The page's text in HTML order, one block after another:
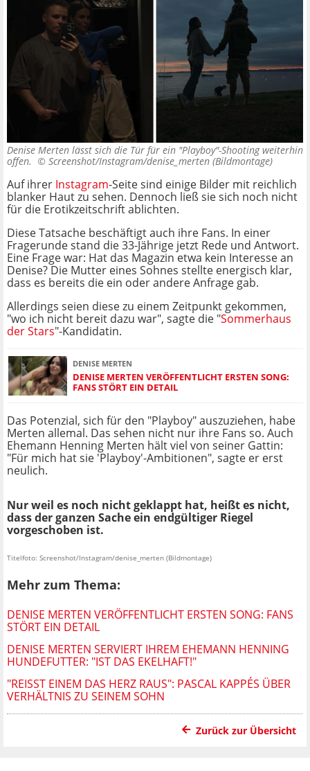
Denise Merten lässt sich die Tür für ein "Playboy"-Shooting weiterhin
offen. © Screenshot/Instagram/denise_merten (Bildmontage)
Auf ihrer Instagram-Seite sind einige Bilder mit reichlich
blanker Haut zu sehen. Dennoch ließ sie sich noch nicht
für die Erotikzeitschrift ablichten.
Diese Tatsache beschäftigt auch ihre Fans. In einer
Fragerunde stand die 33-Jährige jetzt Rede und Antwort.
Eine Frage war: Hat das Magazin etwa kein Interesse an
Denise? Die Mutter eines Sohnes stellte energisch klar,
dass es bereits die ein oder andere Anfrage gab.
Allerdings seien diese zu einem Zeitpunkt gekommen,
"wo ich nicht bereit dazu war", sagte die "Sommerhaus
der Stars"-Kandidatin.
DENISE MERTEN
DENISE MERTEN VERÖFFENTLICHT ERSTEN SONG:
FANS STÖRT EIN DETAIL
Das Potenzial, sich für den "Playboy" auszuziehen, habe
Merten allemal. Das sehen nicht nur ihre Fans so. Auch
Ehemann Henning Merten hält viel von seiner Gattin:
"Für mich hat sie 'Playboy'-Ambitionen", sagte er erst
neulich.
Nur weil es noch nicht geklappt hat, heißt es nicht,
dass der ganzen Sache ein endgültiger Riegel
vorgeschoben ist.
Titelfoto: Screenshot/Instagram/denise_merten (Bildmontage)
Mehr zum Thema:
DENISE MERTEN VERÖFFENTLICHT ERSTEN SONG: FANS
STÖRT EIN DETAIL
DENISE MERTEN SERVIERT IHREM EHEMANN HENNING
HUNDEFUTTER: "IST DAS EKELHAFT!"
"REISST EINEM DAS HERZ RAUS": PASCAL KAPPÉS ÜBER V
ERHÄLTNIS ZU SEINEM SOHN
Zurück zur Übersicht